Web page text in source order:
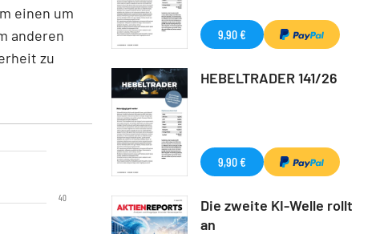
einen um
anderen
zu
40
9,90 €
HEBELTRADER 141/26
9,90 €
Die zweite KI-Welle rollt
an